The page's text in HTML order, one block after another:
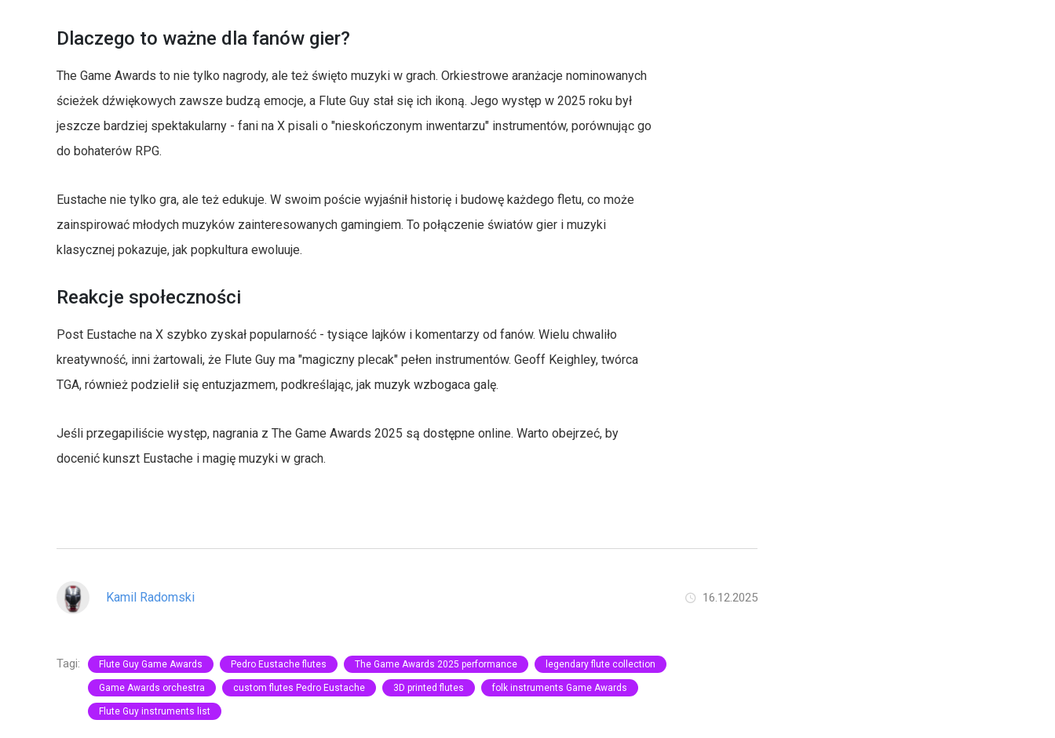
Dlaczego to ważne dla fanów gier?
The Game Awards to nie tylko nagrody, ale też święto muzyki w grach. Orkiestrowe aranżacje nominowanych
ścieżek dźwiękowych zawsze budzą emocje, a Flute Guy stał się ich ikoną. Jego występ w 2025 roku był
jeszcze bardziej spektakularny - fani na X pisali o "nieskończonym inwentarzu" instrumentów, porównując go
do bohaterów RPG.
Eustache nie tylko gra, ale też edukuje. W swoim poście wyjaśnił historię i budowę każdego fletu, co może
zainspirować młodych muzyków zainteresowanych gamingiem. To połączenie światów gier i muzyki
klasycznej pokazuje, jak popkultura ewoluuje.
Reakcje społeczności
Post Eustache na X szybko zyskał popularność - tysiące lajków i komentarzy od fanów. Wielu chwaliło
kreatywność, inni żartowali, że Flute Guy ma "magiczny plecak" pełen instrumentów. Geoff Keighley, twórca
TGA, również podzielił się entuzjazmem, podkreślając, jak muzyk wzbogaca galę.
Jeśli przegapiliście występ, nagrania z The Game Awards 2025 są dostępne online. Warto obejrzeć, by
docenić kunszt Eustache i magię muzyki w grach.
Kamil Radomski 16.12.2025
Tagi: Flute Guy Game Awards Pedro Eustache flutes The Game Awards 2025 performance legendary flute collection
Game Awards orchestra custom flutes Pedro Eustache 3D printed flutes folk instruments Game Awards
Flute Guy instruments list